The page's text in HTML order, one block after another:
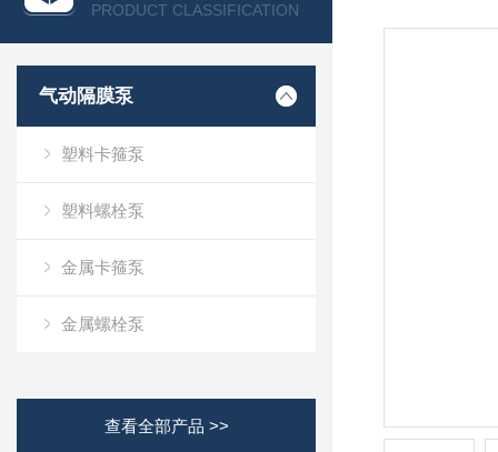
PRODUCT CLASSIFICATION
气动隔膜泵
塑料卡箍泵
塑料螺栓泵
金属卡箍泵
金属螺栓泵
查看全部产品 >>